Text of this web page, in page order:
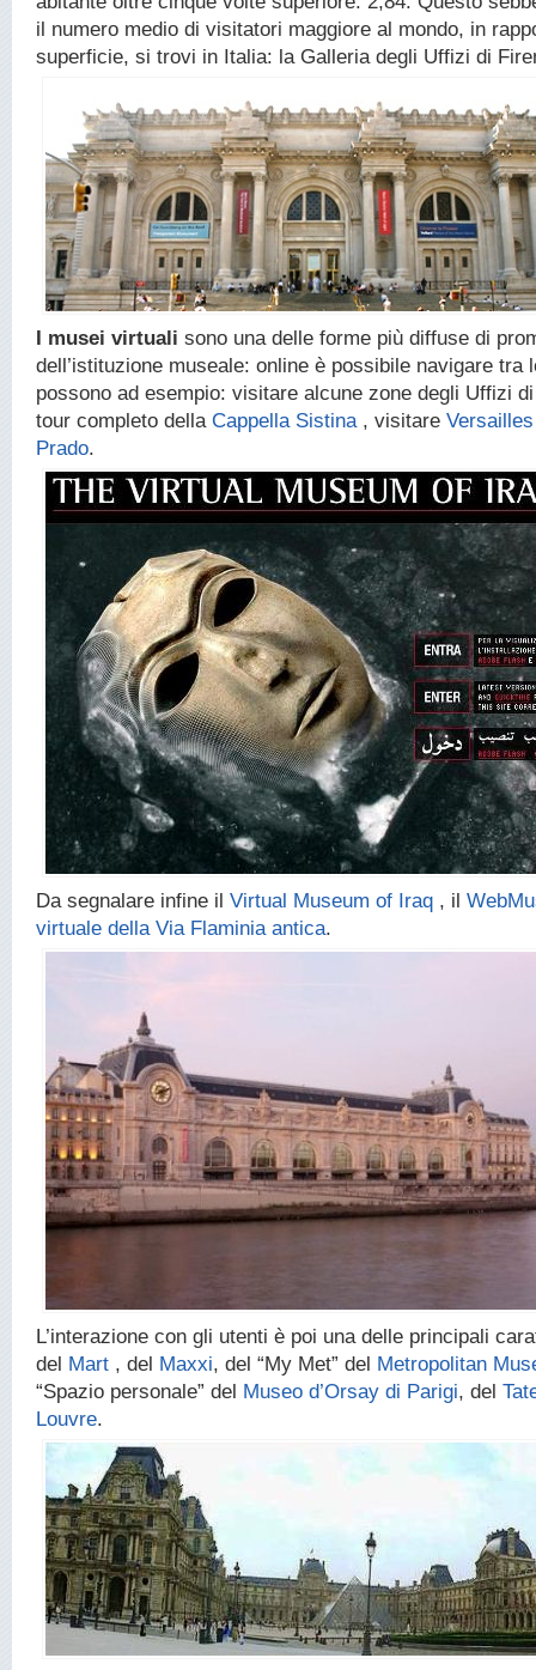
il numero medio di visitatori maggiore al mondo, in
superficie, si trovi in Italia: la Galleria degli Uffizi di
I musei virtuali sono una delle forme più diffuse di
dell’istituzione museale: online è possibile navigare tra
possono ad esempio: visitare alcune zone degli Uffizi
tour completo della Cappella Sistina , visitare Versailles
Prado.
Da segnalare infine il Virtual Museum of Iraq , il
virtuale della Via Flaminia antica.
L’interazione con gli utenti è poi una delle principali
del Mart , del Maxxi, del “My Met” del Metropolitan
“Spazio personale” del Museo d’Orsay di Parigi, del
Louvre.